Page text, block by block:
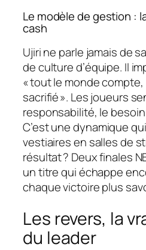
Le modèle de gestion :
cash
Ujiri ne parle jamais de
de culture d’équipe. Il
« tout le monde
sacrifié ». Les joueurs
responsabilité, le besoin
C’est une dynamique
vestiaires en salles de
résultat ? Deux finales
un titre qui échappe
chaque victoire plus
Les revers, la
du leader